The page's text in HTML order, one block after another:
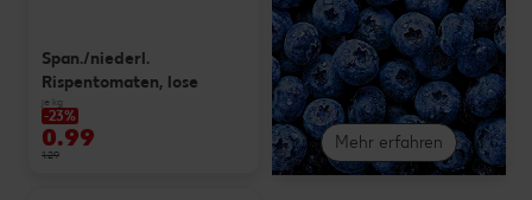
Mehr erfahren
Span./niederl.
Rispentomaten, lose
je kg
-23%
0.99
1.29